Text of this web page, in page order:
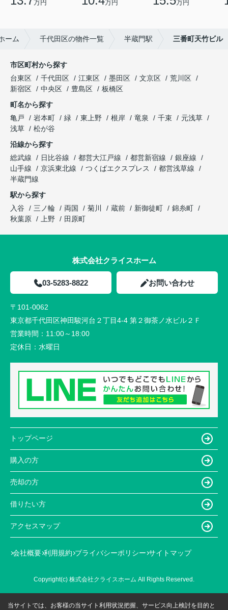
万円 万円 万円
ーム 千代田区の物件一覧 半蔵門駅 三番町天竹ビル
市区町村から探す
台東区
千代田区 江東区 墨田区 文京区
荒川区
新宿区
中央区 豊島区
板橋区
町名から探す
亀戸
岩本町 緑 東上野 根岸 竜泉 千束
元浅草
浅草
松が谷
沿線から探す
総武線
日比谷線 都営大江戸線 都営新宿線
銀座線
山手線
京浜東北線 つくばエクスプレス
都営浅草線
半蔵門線
駅から探す
入谷
三ノ輪 両国 菊川 蔵前 新御徒町
錦糸町
秋葉原
上野 田原町
株式会社クライスホーム
03-5283-8822 お問い合わせ
〒101-0062
東京都千代田区神田駿河台２丁目4-4 第２御茶ノ水ビル２Ｆ
営業時間： 11:00～18:00
定休日： 水曜日
トップページ
購入の方
売却の方
借りたい方
アクセスマップ
会社概要 利用規約 プライバシーポリシー サイトマップ
Copyright(c) 株式会社クライスホーム All Rights Reserved.
当サイトでは、お客様の当サイト利用状況把握、サービス向上検討を目的と